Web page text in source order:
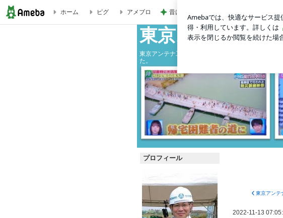
【ドローンサッカー】ボンバーズ優勝！日本一！！2022.11.13ブランチ守谷
ホーム ピグ アメブロ 昔は好きじゃなかった母の料理
東京スカイツリ
東京アンテナ工事（株）の社長のブログです。弊社
た。
プロフィール
2022-11-13